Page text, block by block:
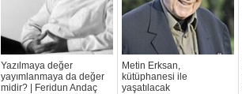
Yazılmaya değer
yayımlanmaya da değer
midir? | Feridun Andaç
Metin Erksan,
kütüphanesi ile
yaşatılacak